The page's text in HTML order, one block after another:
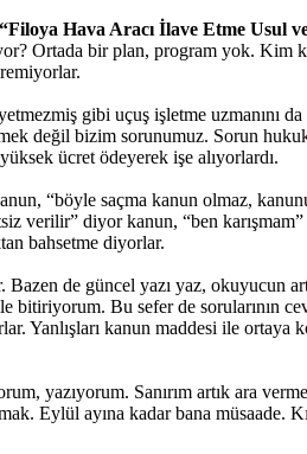
“Filoya Hava Aracı İlave Etme Usul
Ortada bir plan, program yok. Kim
gibi uçuş işletme uzmanını da
değil bizim sorunumuz. Sorun
ücret ödeyerek işe alıyorlardı.
“böyle saçma kanun olmaz,
verilir” diyor kanun, “ben
bahsetme diyorlar.
de güncel yazı yaz, okuyucun
bitiriyorum. Bu sefer de sorularının
Yanlışları kanun maddesi ile ortaya
yazıyorum. Sanırım artık ara
Eylül ayına kadar bana müsaade.